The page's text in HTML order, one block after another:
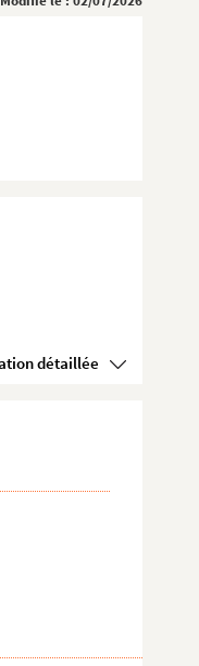
Voir la présentation détaillée